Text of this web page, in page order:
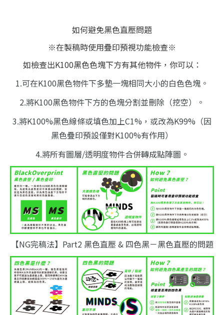
如何避免黑色直壓問題
※在製稿時使用疊印預視功能檢查※
如檢查出K100黑色色塊下方有其他物件，你可以：
1.可在K100黑色物件下多墊一塊相同大小的白色色塊。
2.將K100黑色物件下方的色塊分割並刪除（挖空）。
3.將K100%黑色線條或填色加上C1%，或改為K99%（因
黑色疊印預設僅對K100%有作用）
4.將所有圖層/透明度物件合併轉成點陣圖。
【NG完稿法】Part2 黑色直壓 & 四色黑－黑色直壓的問題